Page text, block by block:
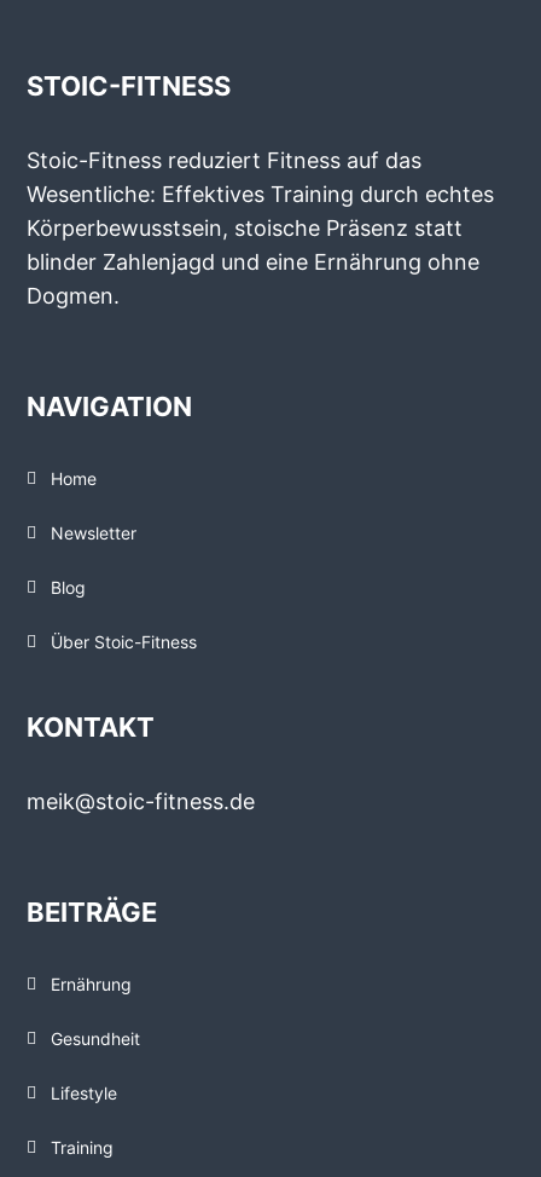
STOIC-FITNESS
Stoic-Fitness reduziert Fitness auf das
Wesentliche: Effektives Training durch echtes
Körperbewusstsein, stoische Präsenz statt
blinder Zahlenjagd und eine Ernährung ohne
Dogmen.
NAVIGATION
Home
Newsletter
Blog
Über Stoic-Fitness
KONTAKT
meik@stoic-fitness.de
BEITRÄGE
Ernährung
Gesundheit
Lifestyle
Training